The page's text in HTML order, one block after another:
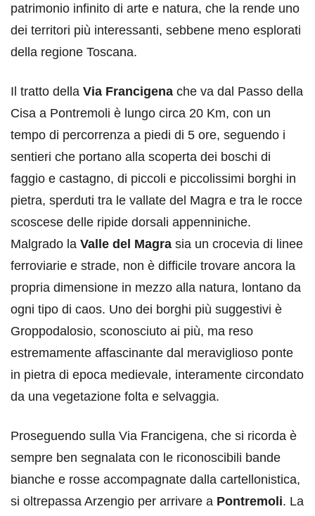
patrimonio infinito di arte e natura, che la rende uno
dei territori più interessanti, sebbene meno esplorati
della regione Toscana.
Il tratto della Via Francigena che va dal Passo della
Cisa a Pontremoli è lungo circa 20 Km, con un
tempo di percorrenza a piedi di 5 ore, seguendo i
sentieri che portano alla scoperta dei boschi di
faggio e castagno, di piccoli e piccolissimi borghi in
pietra, sperduti tra le vallate del Magra e tra le rocce
scoscese delle ripide dorsali appenniniche.
Malgrado la Valle del Magra sia un crocevia di linee
ferroviarie e strade, non è difficile trovare ancora la
propria dimensione in mezzo alla natura, lontano da
ogni tipo di caos. Uno dei borghi più suggestivi è
Groppodalosio, sconosciuto ai più, ma reso
estremamente affascinante dal meraviglioso ponte
in pietra di epoca medievale, interamente circondato
da una vegetazione folta e selvaggia.
Proseguendo sulla Via Francigena, che si ricorda è
sempre ben segnalata con le riconoscibili bande
bianche e rosse accompagnate dalla cartellonistica,
si oltrepassa Arzengio per arrivare a Pontremoli. La